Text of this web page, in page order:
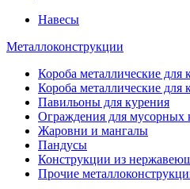
Навесы
Металлоконструкции
Короба металлические для
Короба металлические для
Павильоны для курения
Ограждения для мусорных
Жаровни и мангалы
Пандусы
Конструкции из
Прочие